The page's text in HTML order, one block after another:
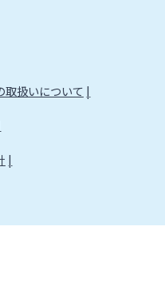
取扱いについて